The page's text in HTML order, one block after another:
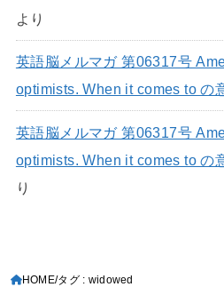
より
英語脳メルマガ 第06317号
optimists. When it comes to の
英語脳メルマガ 第06317号
optimists. When it comes to の
り
HOME タグ : widowed